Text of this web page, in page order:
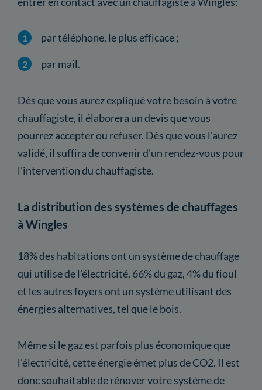
par téléphone, le plus efficace ;
par mail.
Dès que vous aurez expliqué votre besoin à votre
chauffagiste, il élaborera un devis que vous
pourrez accepter ou refuser. Dès que vous l'aurez
validé, il suffira de convenir d'un rendez-vous pour
l'intervention du chauffagiste.
La distribution des systèmes de chauffages
à Wingles
18% des habitations ont un système de chauffage
qui utilise de l'électricité, 66% du gaz, 4% du fioul
et les autres foyers ont un système utilisant des
énergies alternatives, tel que le bois.
Même si le gaz est parfois plus économique que
l'électricité, cette énergie émet plus de CO2. Il est
donc souhaitable de rénover votre système de